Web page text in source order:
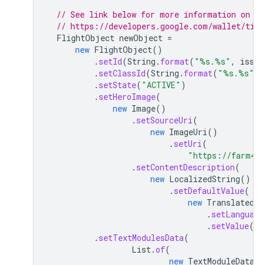
// See link below for more information on
// https://developers.google.com/wallet/
FlightObject newObject =
new FlightObject()
. setId(String . format( "%s.%s" ,
. setClassId(String . format( "%s.%s"
. setState( "ACTIVE" )
. setHeroImage(
new Image()
. setSourceUri(
new ImageUri()
. setUri(
"https://
. setContentDescription(
new LocalizedString()
. setDefaultValue(
new
. setLanguage
. setValue(
. setTextModulesData(
List.of(
new TextModuleData